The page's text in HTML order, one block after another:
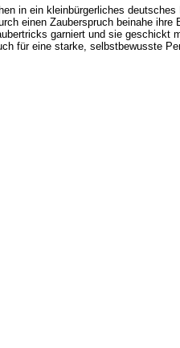
in ein kleinbürgerliches
einen Zauberspruch beinahe ihre
garniert und sie geschickt
für eine starke, selbstbewusste